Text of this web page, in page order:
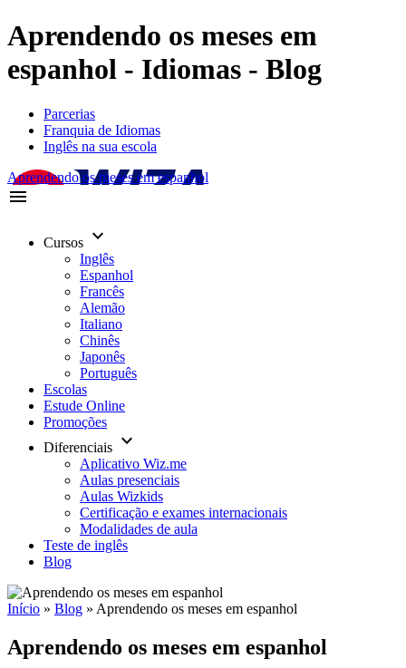
Aprendendo os meses em
espanhol - Idiomas - Blog
Parcerias
Franquia de Idiomas
Inglês na sua escola
Aprendendo os meses em espanhol
menu
Cursos keyboard_arrow_down
Inglês
Espanhol
Francês
Alemão
Italiano
Chinês
Japonês
Português
Escolas
Estude Online
Promoções
Diferenciais keyboard_arrow_down
Aplicativo Wiz.me
Aulas presenciais
Aulas Wizkids
Certificação e exames internacionais
Modalidades de aula
Teste de inglês
Blog
Início » Blog » Aprendendo os meses em espanhol
Aprendendo os meses em espanhol